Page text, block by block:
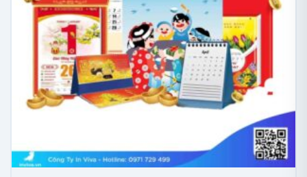
bao gồm thay đổi tên, logo và thông tin công ty.